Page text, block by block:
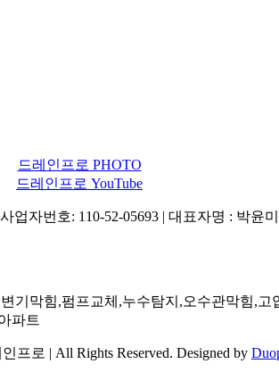
드레인프로 PHOTO
드레인프로 YouTube
업자번호: 110-52-05693 | 대표자명 : 박윤
기막힘,펌프교체,누수탐지,오수관막힘,고
파트
프로 | All Rights Reserved. Designed by